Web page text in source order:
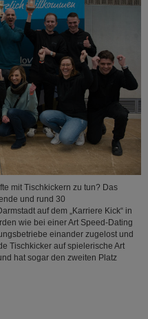
mit Tischkickern zu tun? Das
und rund 30
auf dem „Karriere Kick“ in
wie bei einer Art Speed-Dating
einander zugelost und
Tischkicker auf spielerische Art
hat sogar den zweiten Platz